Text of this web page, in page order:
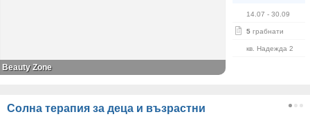
14.07 - 30.09
5 грабнати
кв. Надежда 2
Beauty Zone
Солна терапия за деца и възрастни